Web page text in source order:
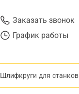
Заказать звонок
График работы
Шлифкруги для станков